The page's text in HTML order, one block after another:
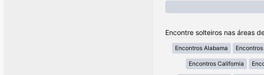
Encontre solteiros nas áreas
Encontros Alabama
Encontros California